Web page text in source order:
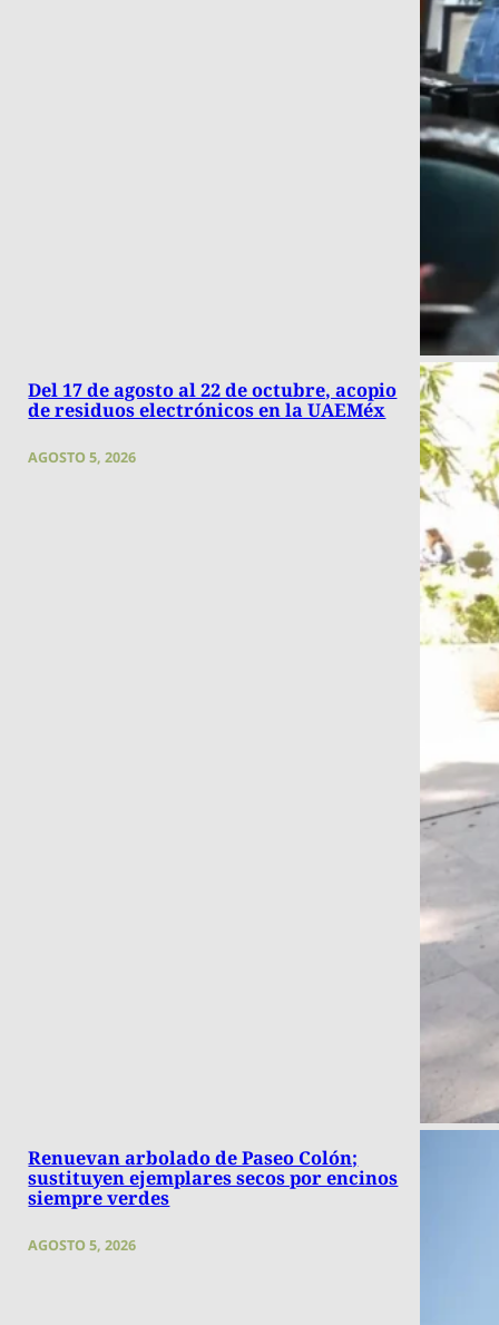
Del 17 de agosto al 22 de octubre, acopio
de residuos electrónicos en la UAEMéx
AGOSTO 5, 2026
Renuevan arbolado de Paseo Colón;
sustituyen ejemplares secos por encinos
siempre verdes
AGOSTO 5, 2026